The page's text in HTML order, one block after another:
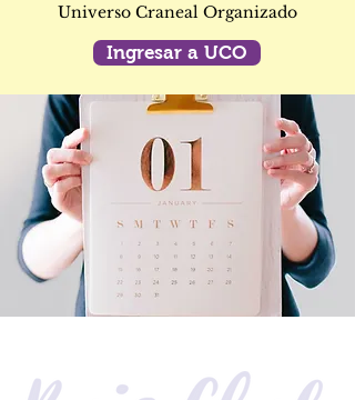
Universo Craneal Organizado
Ingresar a UCO